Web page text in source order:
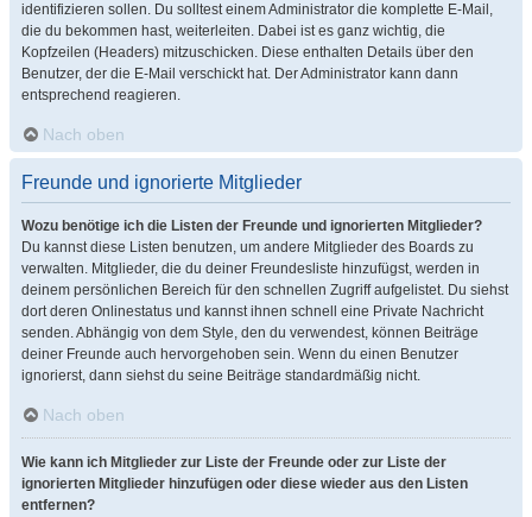
identifizieren sollen. Du solltest einem Administrator die komplette E-Mail,
die du bekommen hast, weiterleiten. Dabei ist es ganz wichtig, die
Kopfzeilen (Headers) mitzuschicken. Diese enthalten Details über den
Benutzer, der die E-Mail verschickt hat. Der Administrator kann dann
entsprechend reagieren.
Nach oben
Freunde und ignorierte Mitglieder
Wozu benötige ich die Listen der Freunde und ignorierten Mitglieder?
Du kannst diese Listen benutzen, um andere Mitglieder des Boards zu
verwalten. Mitglieder, die du deiner Freundesliste hinzufügst, werden in
deinem persönlichen Bereich für den schnellen Zugriff aufgelistet. Du siehst
dort deren Onlinestatus und kannst ihnen schnell eine Private Nachricht
senden. Abhängig von dem Style, den du verwendest, können Beiträge
deiner Freunde auch hervorgehoben sein. Wenn du einen Benutzer
ignorierst, dann siehst du seine Beiträge standardmäßig nicht.
Nach oben
Wie kann ich Mitglieder zur Liste der Freunde oder zur Liste der
ignorierten Mitglieder hinzufügen oder diese wieder aus den Listen
entfernen?